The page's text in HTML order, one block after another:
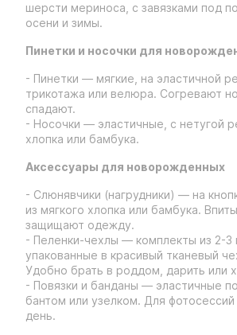
шерсти мериноса, с завязками под
осени и зимы.
Пинетки и носочки для
- Пинетки — мягкие, на эластичной
трикотажа или велюра. Согревают
спадают.
- Носочки — эластичные, с нетугой
хлопка или бамбука.
Аксессуары для новорожденных
- Слюнявчики (нагрудники) — на
из мягкого хлопка или бамбука.
защищают одежду.
- Пеленки-чехлы — комплекты из 2-3
упакованные в красивый тканевый
Удобно брать в роддом, дарить или
- Повязки и банданы — эластичные
бантом или узелком. Для
день.